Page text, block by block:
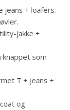
jeans + loafers.
jakke +
knappet som
T + jeans +
og